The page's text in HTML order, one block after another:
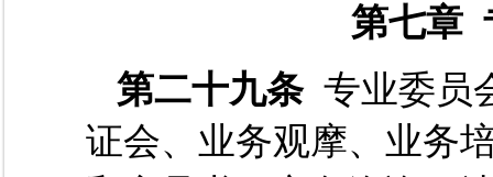
第七章
第二十九条 专业委员
证会、业务观摩、业务